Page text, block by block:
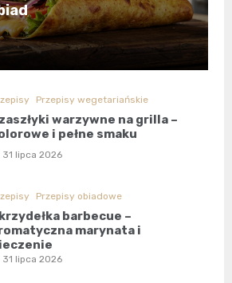
Przepisy wegetariańskie
warzywne na grilla –
i pełne smaku
31 lipca 2026
Przepisy obiadowe
barbecue –
marynata i
31 lipca 2026